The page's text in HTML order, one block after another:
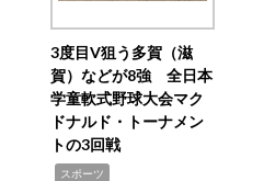
3度目V狙う多賀（滋
賀）などが8強 全日本
学童軟式野球大会マク
ドナルド・トーナメン
トの3回戦
スポーツ